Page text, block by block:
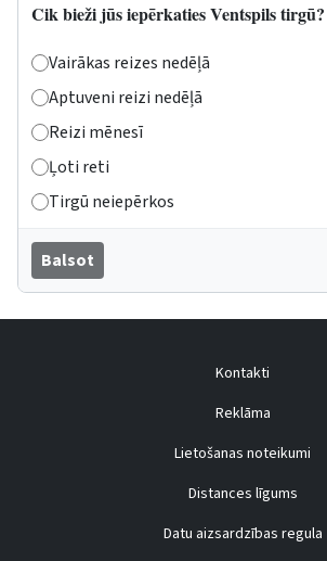
Cik bieži jūs iepērkaties Ventspils tirgū?
Vairākas reizes nedēļā
Aptuveni reizi nedēļā
Reizi mēnesī
Ļoti reti
Tirgū neiepērkos
Balsot
Kontakti
Reklāma
Lietošanas noteikumi
Distances līgums
Datu aizsardzības regula